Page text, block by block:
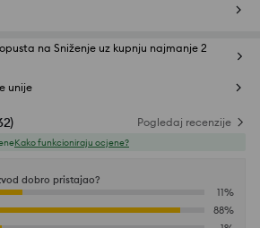
na Sniženje uz kupnju najmanje 2
unije
) Pogledaj recenzije
Kako funkcioniraju ocjene?
dobro pristajao?
11%
88%